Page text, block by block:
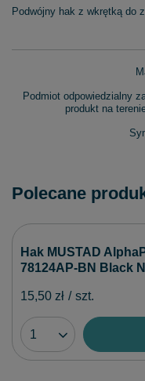
Podwójny hak z wkrętką do
Podmiot odpowiedzialny
produkt na
Polecane
Hak MUSTAD
78124AP-BN Black
15,50 zł / szt.